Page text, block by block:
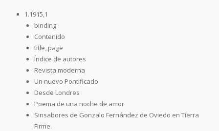
1.1915,1
binding
Contenido
title_page
Índice de autores
Revista moderna
Un nuevo Pontificado
Desde Londres
Poema de una noche de amor
Sinsabores de Gonzalo Fernández de Oviedo en Tierra
Firme.